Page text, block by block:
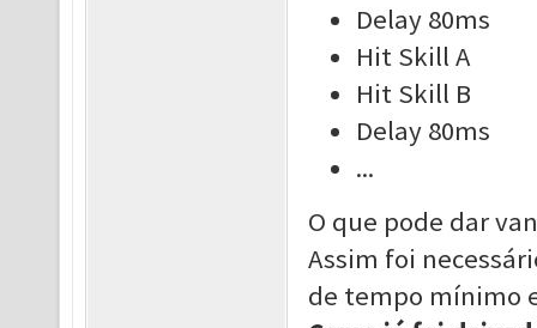
Delay 80ms
Hit Skill A
Hit Skill B
Delay 80ms
...
O que pode dar
Assim foi
de tempo mínimo